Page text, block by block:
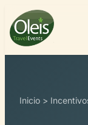
Inicio >